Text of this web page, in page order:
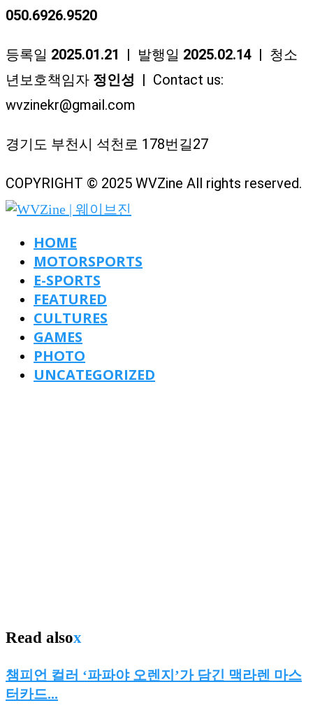
050.6926.9520
등록일 2025.01.21 | 발행일 2025.02.14 | 청소
년보호책임자 정인성 | Contact us:
wvzinekr@gmail.com
경기도 부천시 석천로 178번길27
COPYRIGHT © 2025 WVZine All rights reserved.
HOME
MOTORSPORTS
E-SPORTS
FEATURED
CULTURES
GAMES
PHOTO
UNCATEGORIZED
Read alsox
챔피언 컬러 ‘파파야 오렌지’가 담긴 맥라렌 마스
터카드...